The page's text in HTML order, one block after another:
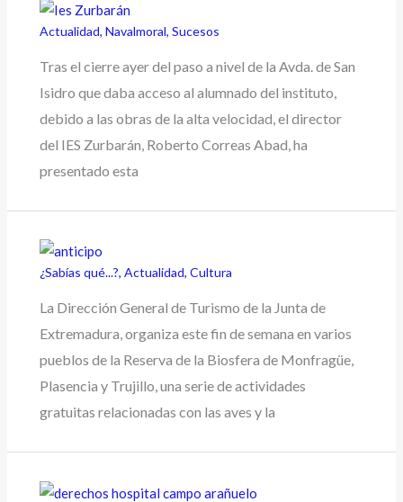
Actualidad,Navalmoral,Sucesos
Tras el cierre ayer del paso a nivel de la Avda. de San
Isidro que daba acceso al alumnado del instituto,
debido a las obras de la alta velocidad, el director
del IES Zurbarán, Roberto Correas Abad, ha
presentado esta
¿Sabías qué...?,Actualidad,Cultura
La Dirección General de Turismo de la Junta de
Extremadura, organiza este fin de semana en varios
pueblos de la Reserva de la Biosfera de Monfragüe,
Plasencia y Trujillo, una serie de actividades
gratuitas relacionadas con las aves y la